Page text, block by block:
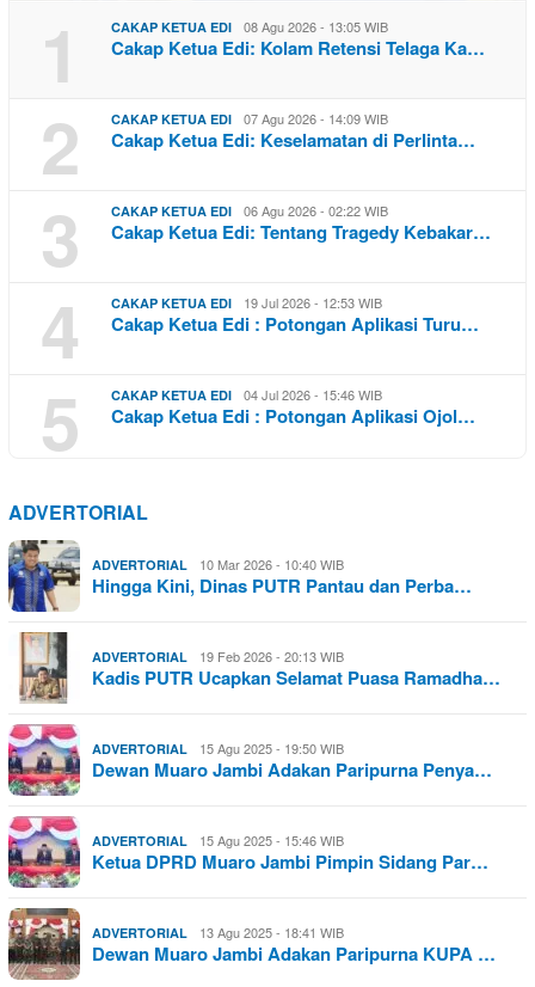
1 CAKAP KETUA EDI 08 Agu 2026 - 13:05 WIB
Cakap Ketua Edi: Kolam Retensi Telaga Ka…
2 CAKAP KETUA EDI 07 Agu 2026 - 14:09 WIB
Cakap Ketua Edi: Keselamatan di Perlinta…
3 CAKAP KETUA EDI 06 Agu 2026 - 02:22 WIB
Cakap Ketua Edi: Tentang Tragedy Kebakar…
4 CAKAP KETUA EDI 19 Jul 2026 - 12:53 WIB
Cakap Ketua Edi : Potongan Aplikasi Turu…
5 CAKAP KETUA EDI 04 Jul 2026 - 15:46 WIB
Cakap Ketua Edi : Potongan Aplikasi Ojol…
ADVERTORIAL
ADVERTORIAL 10 Mar 2026 - 10:40 WIB
Hingga Kini, Dinas PUTR Pantau dan Perba…
ADVERTORIAL 19 Feb 2026 - 20:13 WIB
Kadis PUTR Ucapkan Selamat Puasa Ramadha…
ADVERTORIAL 15 Agu 2025 - 19:50 WIB
Dewan Muaro Jambi Adakan Paripurna Penya…
ADVERTORIAL 15 Agu 2025 - 15:46 WIB
Ketua DPRD Muaro Jambi Pimpin Sidang Par…
ADVERTORIAL 13 Agu 2025 - 18:41 WIB
Dewan Muaro Jambi Adakan Paripurna KUPA …